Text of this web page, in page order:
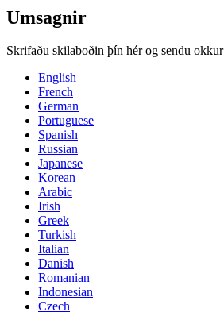
Umsagnir
Skrifaðu skilaboðin þín hér og sendu okkur
English
French
German
Portuguese
Spanish
Russian
Japanese
Korean
Arabic
Irish
Greek
Turkish
Italian
Danish
Romanian
Indonesian
Czech